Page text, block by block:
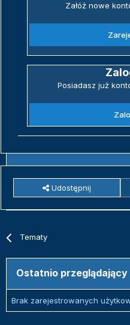
Załóż nowe
Posiadasz już
Udostępnij
Tematy
Ostatnio przeglądający
Brak zarejestrowanych